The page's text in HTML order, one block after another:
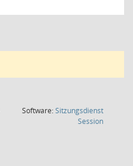
Software:Sitzungsdienst
Session(Wird in